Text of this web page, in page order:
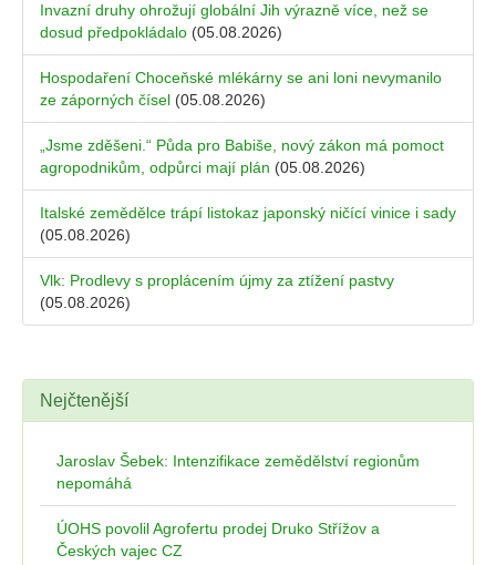
Invazní druhy ohrožují globální Jih výrazně více, než se
dosud předpokládalo (05.08.2026)
Hospodaření Choceňské mlékárny se ani loni nevymanilo
ze záporných čísel (05.08.2026)
„Jsme zděšeni.“ Půda pro Babiše, nový zákon má pomoct
agropodnikům, odpůrci mají plán (05.08.2026)
Italské zemědělce trápí listokaz japonský ničící vinice i sady
(05.08.2026)
Vlk: Prodlevy s proplácením újmy za ztížení pastvy
(05.08.2026)
Nejčtenější
Jaroslav Šebek: Intenzifikace zemědělství regionům
nepomáhá
ÚOHS povolil Agrofertu prodej Druko Střížov a
Českých vajec CZ